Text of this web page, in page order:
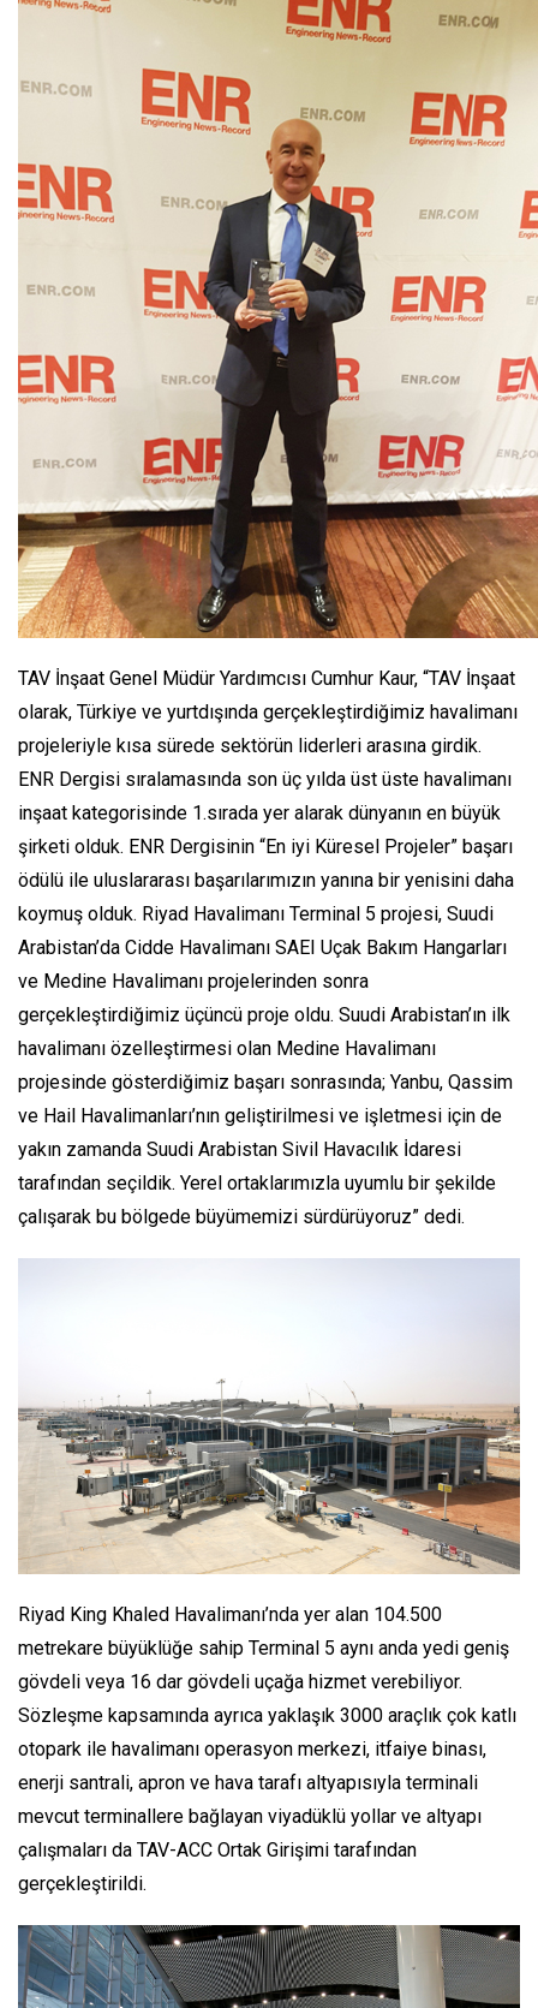
TAV İnşaat Genel Müdür Yardımcısı Cumhur Kaur, “TAV İnşaat
olarak, Türkiye ve yurtdışında gerçekleştirdiğimiz havalimanı
projeleriyle kısa sürede sektörün liderleri arasına girdik.
ENR Dergisi sıralamasında son üç yılda üst üste havalimanı
inşaat kategorisinde 1.sırada yer alarak dünyanın en büyük
şirketi olduk. ENR Dergisinin “En iyi Küresel Projeler” başarı
ödülü ile uluslararası başarılarımızın yanına bir yenisini daha
koymuş olduk. Riyad Havalimanı Terminal 5 projesi, Suudi
Arabistan’da Cidde Havalimanı SAEI Uçak Bakım Hangarları
ve Medine Havalimanı projelerinden sonra
gerçekleştirdiğimiz üçüncü proje oldu. Suudi Arabistan’ın ilk
havalimanı özelleştirmesi olan Medine Havalimanı
projesinde gösterdiğimiz başarı sonrasında; Yanbu, Qassim
ve Hail Havalimanları’nın geliştirilmesi ve işletmesi için de
yakın zamanda Suudi Arabistan Sivil Havacılık İdaresi
tarafından seçildik. Yerel ortaklarımızla uyumlu bir şekilde
çalışarak bu bölgede büyümemizi sürdürüyoruz” dedi.
Riyad King Khaled Havalimanı’nda yer alan 104.500
metrekare büyüklüğe sahip Terminal 5 aynı anda yedi geniş
gövdeli veya 16 dar gövdeli uçağa hizmet verebiliyor.
Sözleşme kapsamında ayrıca yaklaşık 3000 araçlık çok katlı
otopark ile havalimanı operasyon merkezi, itfaiye binası,
enerji santrali, apron ve hava tarafı altyapısıyla terminali
mevcut terminallere bağlayan viyadüklü yollar ve altyapı
çalışmaları da TAV-ACC Ortak Girişimi tarafından
gerçekleştirildi.